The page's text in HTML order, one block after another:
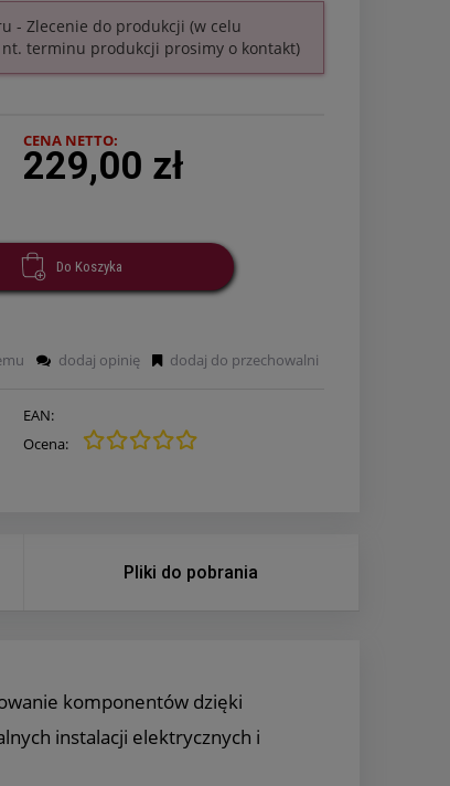
- Zlecenie do produkcji (w celu
terminu produkcji prosimy o kontakt)
CENA NETTO:
229,00 zł
Do Koszyka
EAN:
Ocena:
dodaj opinię dodaj do przechowalni
Pliki do pobrania
komponentów dzięki
instalacji elektrycznych i